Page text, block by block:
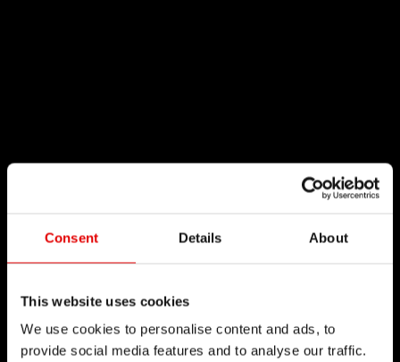
Consent Details About
This website uses cookies
We use cookies to personalise content and ads, to
provide social media features and to analyse our traffic.